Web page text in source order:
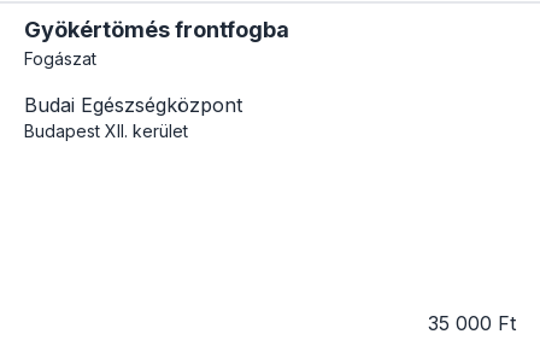
Gyökértömés frontfogba
Fogászat
Budai Egészségközpont
Budapest XII. kerület
35 000 Ft